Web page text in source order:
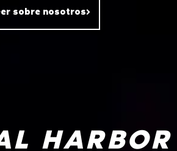
sobre nosotros
HARBOR